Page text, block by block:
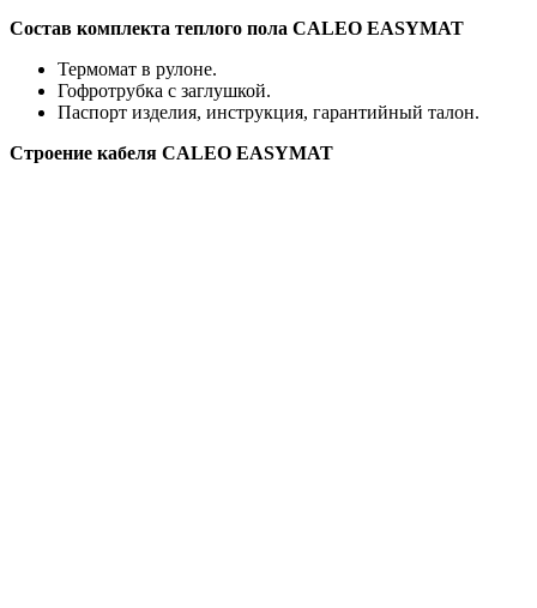
Состав комплекта теплого пола CALEO EASYMAT
Термомат в рулоне.
Гофротрубка с заглушкой.
Паспорт изделия, инструкция, гарантийный талон.
Строение кабеля CALEO EASYMAT